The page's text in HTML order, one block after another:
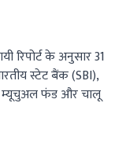
रिपोर्ट के अनुसार 31
स्टेट बैंक (SBI),
म्यूचुअल फंड और चालू